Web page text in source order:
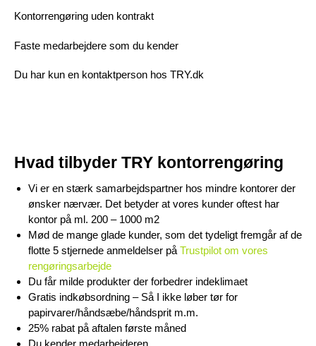
Kontorrengøring uden kontrakt
Faste medarbejdere som du kender
Du har kun en kontaktperson hos TRY.dk
Hvad tilbyder TRY kontorrengøring
Vi er en stærk samarbejdspartner hos mindre kontorer der
ønsker nærvær. Det betyder at vores kunder oftest har
kontor på ml. 200 – 1000 m2
Mød de mange glade kunder, som det tydeligt fremgår af de
flotte 5 stjernede anmeldelser på Trustpilot om vores
rengøringsarbejde
Du får milde produkter der forbedrer indeklimaet
Gratis indkøbsordning – Så I ikke løber tør for
papirvarer/håndsæbe/håndsprit m.m.
25% rabat på aftalen første måned